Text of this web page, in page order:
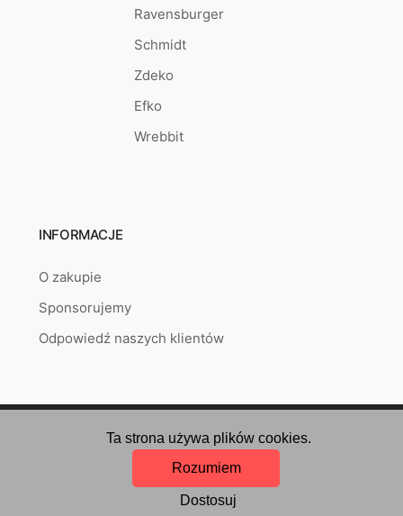
Ravensburger
Schmidt
Zdeko
Efko
Wrebbit
INFORMACJE
O zakupie
Sponsorujemy
Odpowiedź naszych klientów
Copyright © 2026puzzlepoint.pl Created by
Ta strona używa plików cookies.
Rozumiem
Dostosuj